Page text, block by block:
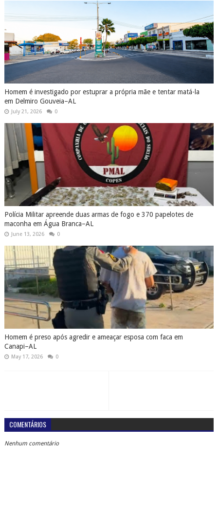
Homem é investigado por estuprar a própria mãe e tentar matá-la
em Delmiro Gouveia–AL
July 21, 2026 0
Polícia Militar apreende duas armas de fogo e 370 papelotes de
maconha em Água Branca–AL
June 13, 2026 0
Homem é preso após agredir e ameaçar esposa com faca em
Canapi–AL
May 17, 2026 0
COMENTÁRIOS
Nenhum comentário